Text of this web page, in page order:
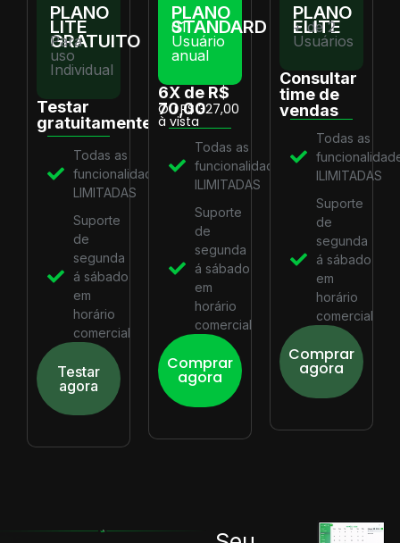
PLANO
LITE
GRATUITO
Para
uso
Individual
Testar
gratuitamente
Todas as
funcionalidades
LIMITADAS
Suporte
de
segunda
á sábado
em
horário
comercial
Testar
agora
PLANO
STANDARD
01
Usuário
anual
6X de R$
70,00
Ou R$ 327,00
à vista
Todas as
funcionalidades
ILIMITADAS
Suporte
de
segunda
á sábado
em
horário
comercial
Comprar
agora
PLANO
ELITE
+ de 2
Usuários
Consultar
time de
vendas
Todas as
ILIMITADAS
Suporte
de
segunda
á sábado
em
horário
comercial
Comprar
agora